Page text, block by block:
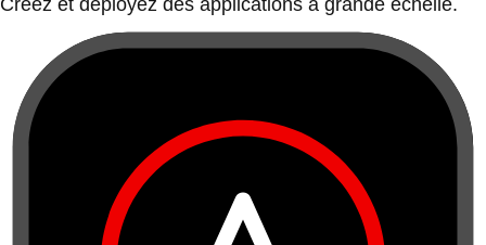
Créez et déployez des applications à grande échelle.